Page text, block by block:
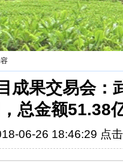
成果交易会：
，总金额51.38
06-26 18:46:29 点